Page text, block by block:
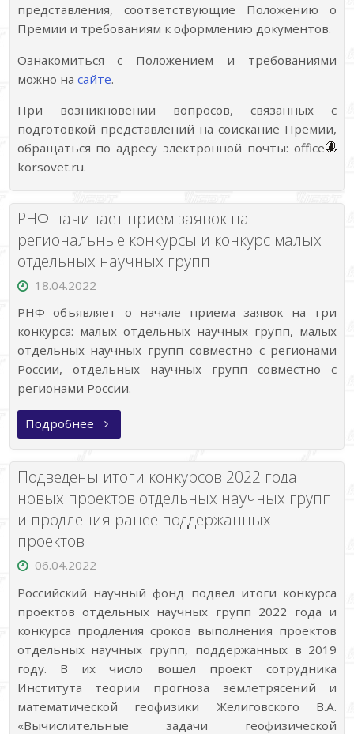
представления, соответствующие Положению о
Премии и требованиям к оформлению документов.
Ознакомиться с Положением и требованиями
можно на сайте.
При возникновении вопросов, связанных с
подготовкой представлений на соискание Премии,
обращаться по адресу электронной почты: office
korsovet.ru.
РНФ начинает прием заявок на
региональные конкурсы и конкурс малых
отдельных научных групп
18.04.2022
РНФ объявляет о начале приема заявок на три
конкурса: малых отдельных научных групп, малых
отдельных научных групп совместно с регионами
России, отдельных научных групп совместно с
регионами России.
Подробнее «РНФ
начинает
прием
заявок
на
региональные
конкурсы
и
конкурс
малых
групп»
Подведены итоги конкурсов 2022 года
новых проектов отдельных научных групп
и продления ранее поддержанных
проектов
06.04.2022
Российский научный фонд подвел итоги конкурса
проектов отдельных научных групп 2022 года и
конкурса продления сроков выполнения проектов
отдельных научных групп, поддержанных в 2019
году. В их число вошел проект сотрудника
Института теории прогноза землетрясений и
математической геофизики Желиговского В.А.
«Вычислительные задачи геофизической